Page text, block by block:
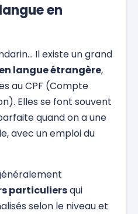
en
Il existe un grand
langue étrangère,
au CPF (Compte
Elles se font souvent
quand on a une
avec un emploi du
particuliersqui
selon le niveau et